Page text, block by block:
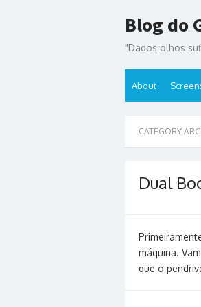
to
content
Blog do
"Dados olhos
About
CATEGORY
Dual
máquina.
que o